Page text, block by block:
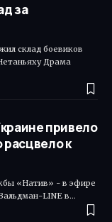
за
склад боевиков
Драма
привело
расцвело к
«Натив» - в эфире
LINE в…